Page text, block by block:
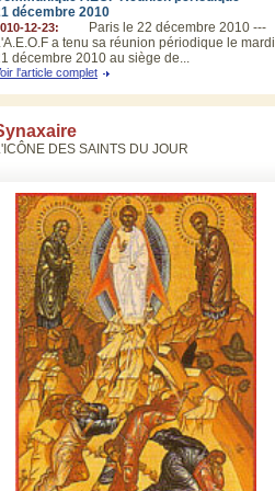
décembre 2010
12-23:
Paris le 22 décembre 2010 ---
a tenu sa réunion périodique le mardi
décembre 2010 au siège de...
l'article complet
DES SAINTS DU JOUR